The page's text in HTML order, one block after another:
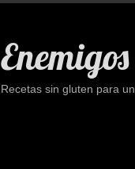
Recetas sin gluten para